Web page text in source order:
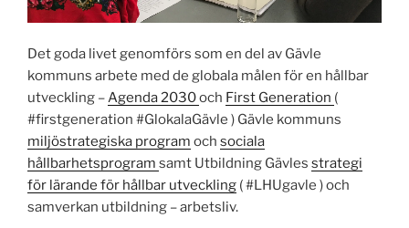
Det goda livet genomförs som en del av Gävle
kommuns arbete med de globala målen för en hållbar
utveckling –Agenda 2030och First Generation (
#firstgeneration #GlokalaGävle ) Gävle kommuns
miljöstrategiska program och sociala
hållbarhetsprogram samt Utbildning Gävles strategi
för lärande för hållbar utveckling ( #LHUgavle ) och
samverkan utbildning – arbetsliv.